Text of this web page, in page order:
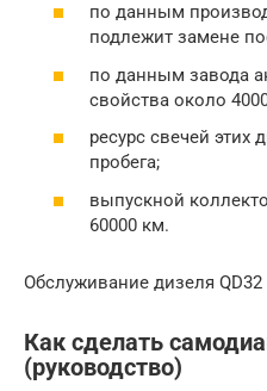
по данным
подлежит замене
по данным завода
свойства около
ресурс свечей этих
пробега;
выпускной
60000 км.
Обслуживание дизеля QD32
Как сделать
(руководство)